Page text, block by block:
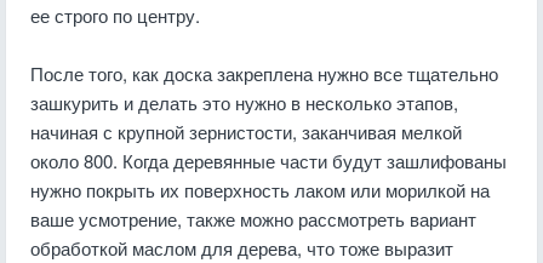
ее строго по центру.
После того, как доска закреплена нужно все тщательно
зашкурить и делать это нужно в несколько этапов,
начиная с крупной зернистости, заканчивая мелкой
около 800. Когда деревянные части будут зашлифованы
нужно покрыть их поверхность лаком или морилкой на
ваше усмотрение, также можно рассмотреть вариант
обработкой маслом для дерева, что тоже выразит